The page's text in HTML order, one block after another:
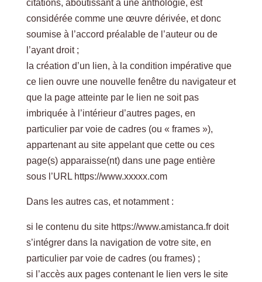
citations, aboutissant à une anthologie, est
considérée comme une œuvre dérivée, et donc
soumise à l’accord préalable de l’auteur ou de
l’ayant droit ;
la création d’un lien, à la condition impérative que
ce lien ouvre une nouvelle fenêtre du navigateur et
que la page atteinte par le lien ne soit pas
imbriquée à l’intérieur d’autres pages, en
particulier par voie de cadres (ou « frames »),
appartenant au site appelant que cette ou ces
page(s) apparaisse(nt) dans une page entière
sous l’URL https://www.xxxxx.com
Dans les autres cas, et notamment :
si le contenu du site https://www.amistanca.fr doit
s’intégrer dans la navigation de votre site, en
particulier par voie de cadres (ou frames) ;
si l’accès aux pages contenant le lien vers le site